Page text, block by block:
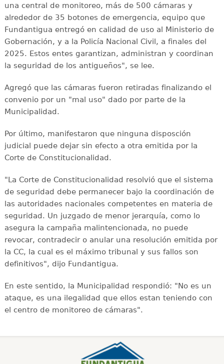
una central de monitoreo, más de 500 cámaras y
alrededor de 35 botones de emergencia, equipo que
Fundantigua entregó en calidad de uso al Ministerio de
Gobernación, y a la Policía Nacional Civil, a finales del
2025. Estos entes garantizan, administran y coordinan
la seguridad de los antigueños", se lee.
Agregó que las cámaras fueron retiradas finalizando el
convenio por un "mal uso" dado por parte de la
Municipalidad.
Por último, manifestaron que ninguna disposción
judicial puede dejar sin efecto a otra emitida por la
Corte de Constitucionalidad.
"La Corte de Constitucionalidad resolvió que el sistema
de seguridad debe permanecer bajo la coordinación de
las autoridades nacionales competentes en materia de
seguridad. Un juzgado de menor jerarquía, como lo
asegura la campaña malintencionada, no puede
revocar, contradecir o anular una resolución emitida por
la CC, la cual es el máximo tribunal y sus fallos son
definitivos", dijo Fundantigua.
En este sentido, la Municipalidad respondió: "No es un
ataque, es una ilegalidad que ellos estan teniendo con
el centro de monitoreo de cámaras".